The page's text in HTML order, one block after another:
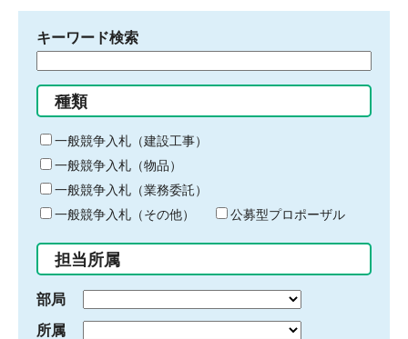
キーワード検索
る
キ
ー
ワ
ー
ド
入
力
種類
一般競争入札（建設工事）
一般競争入札（物品）
一般競争入札（業務委託）
一般競争入札（その他）
公募型プロポーザル
担当所属
部局
所属